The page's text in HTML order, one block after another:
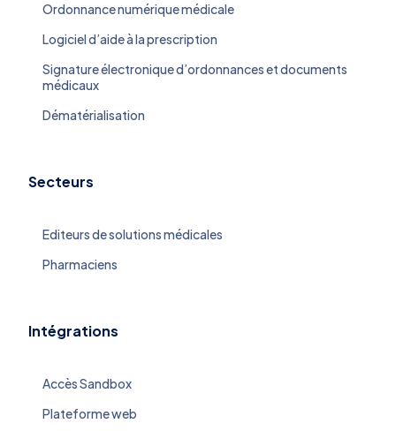
Ordonnance numérique médicale
Logiciel d’aide à la prescription
Signature électronique d’ordonnances et documents
médicaux
Dématérialisation
Secteurs
Editeurs de solutions médicales
Pharmaciens
Intégrations
Accès Sandbox
Plateforme web